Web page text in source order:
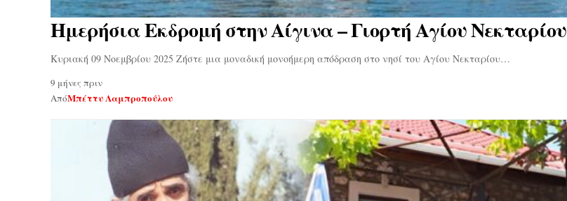
Ημερήσια Εκδρομή στην Αίγινα – Γιορτή Αγίου Νεκταρίου
Κυριακή 09 Νοεμβρίου 2025 Ζήστε μια μοναδική μονοήμερη απόδραση στο νησί του Αγίου Νεκταρίου…
9 μήνες πριν
ΑπόΜπέττυ Λαμπροπούλου